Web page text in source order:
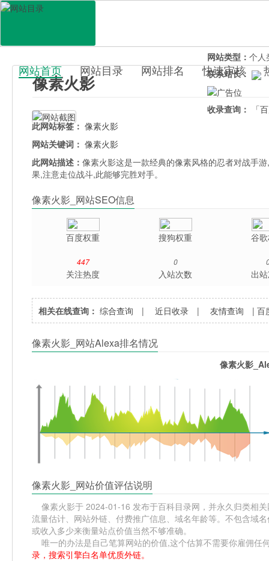
百科目录
网站首页 网站目录 网站排名 快速审核
像素火影
网站类型： 个人
联系站长：
收录查询：
「
此网站标签： 像素火影
网站关键词： 像素火影
此网站描述：像素火影这是一款经典的像素风格的忍者对战手
果,注意走位战斗,此能够完胜对手。
像素火影_网站SEO信息
百度权重 搜狗权重 谷
447
关注热度
0
入站次数 出
相关在线查询： 综合查询 |近日收录 |友情查询 |百
像素火影_网站Alexa排名情况
像素火影
像素火影_网站价值评估说明
像素火影于 2024-01-16 发布于百科目录网，并永久归类相
流量估计、网站外链、付费推广信息、域名年龄等。不包含域
或收入多少来衡量站点价值当然不够准确。
唯一的办法是自己笔算网站的价值,这个估算不需要你雇佣任
录，搜索引擎白名单优质外链。